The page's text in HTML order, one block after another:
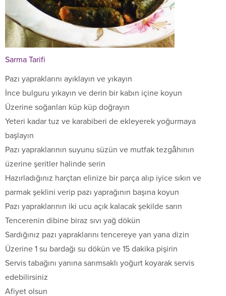
Sarma Tarifi
Pazı yapraklarını ayıklayın ve yıkayın
İnce bulguru yıkayın ve derin bir kabın içine koyun
Üzerine soğanları küp küp doğrayın
Yeteri kadar tuz ve karabiberi de ekleyerek yoğurmaya
başlayın
Pazı yapraklarının suyunu süzün ve mutfak tezgâhının
üzerine şeritler halinde serin
Hazırladığınız harçtan elinize bir parça alıp iyice sıkın ve
parmak şeklini verip pazı yaprağının başına koyun
Pazı yapraklarının iki ucu açık kalacak şekilde sarın
Tencerenin dibine biraz sıvı yağ dökün
Sardığınız pazı yapraklarını tencereye yan yana dizin
Üzerine 1 su bardağı su dökün ve 15 dakika pişirin
Servis tabağını yanına sarımsaklı yoğurt koyarak servis
edebilirsiniz
Afiyet olsun